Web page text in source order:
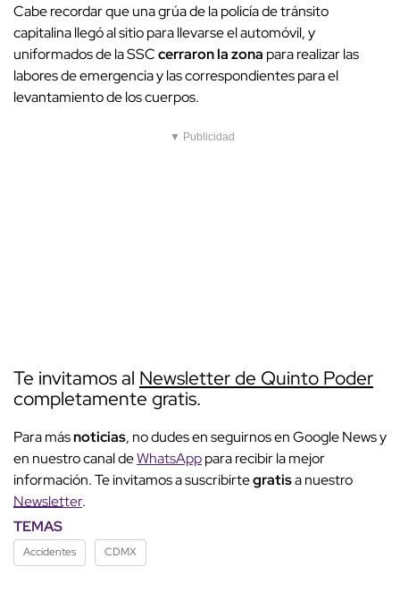
Cabe recordar que una grúa de la policía de tránsito
capitalina llegó al sitio para llevarse el automóvil, y
uniformados de la SSCcerraron la zona para realizar las
labores de emergencia y las correspondientes para el
levantamiento de los cuerpos.
▼ Publicidad
Te invitamos al Newsletter de Quinto Poder
completamente gratis.
Para másnoticias, no dudes en seguirnos en Google News y
en nuestro canal deWhatsApppara recibir la mejor
información. Te invitamos a suscribirtegratisa nuestro
Newsletter.
TEMAS
Accidentes CDMX